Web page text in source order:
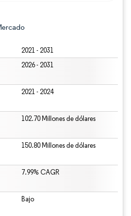
2021 - 2031
2026 - 2031
2021 - 2024
102.70 Millones de dólares
150.80 Millones de dólares
7.99% CAGR
Bajo